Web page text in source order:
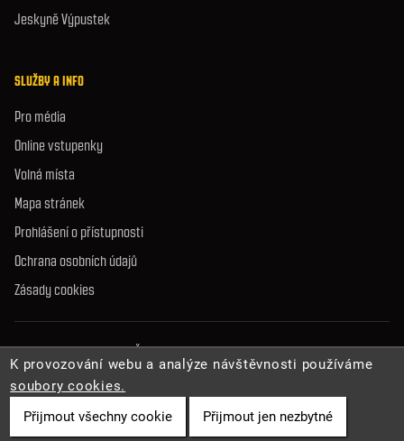
Jeskyně Výpustek
SLUŽBY A INFO
Pro média
Online vstupenky
Volná místa
Mapa stránek
Prohlášení o přístupnosti
Ochrana osobních údajů
Zásady cookies
© 2026 Správa jeskyní České republiky. Všechna práva vyhrazena.
Cookies
K provozování webu a analýze návštěvnosti používáme
soubory cookies.
Přijmout všechny cookie
Přijmout jen nezbytné